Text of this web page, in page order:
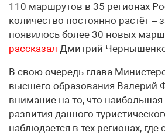
110 маршрутов в 35 регионах
количество постоянно растёт –
появилось более 30 новых
рассказал Дмитрий
В свою очередь глава
высшего образования Валерий
внимание на то, что
развития данного
наблюдается в тех регионах, где